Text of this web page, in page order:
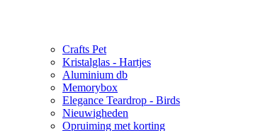
Crafts Pet
Kristalglas - Hartjes
Aluminium db
Memorybox
Elegance Teardrop - Birds
Nieuwigheden
Opruiming met korting